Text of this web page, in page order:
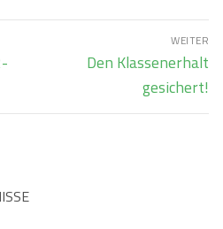
WEITER
Nächster
Den Klassenerhalt
gesichert!